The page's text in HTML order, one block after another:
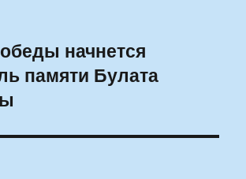
начнется
памяти Булата